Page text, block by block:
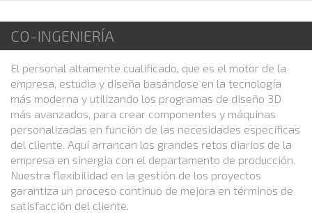
CO-INGENIERÍA
El personal altamente cualificado, que es el motor de la
empresa, estudia y diseña basándose en la tecnología
más moderna y utilizando los programas de diseño 3D
más avanzados, para crear componentes y máquinas
personalizadas en función de las necesidades específicas
del cliente. Aquí arrancan los grandes retos diarios de la
empresa en sinergia con el departamento de producción.
Nuestra flexibilidad en la gestión de los proyectos
garantiza un proceso continuo de mejora en términos de
satisfacción del cliente.